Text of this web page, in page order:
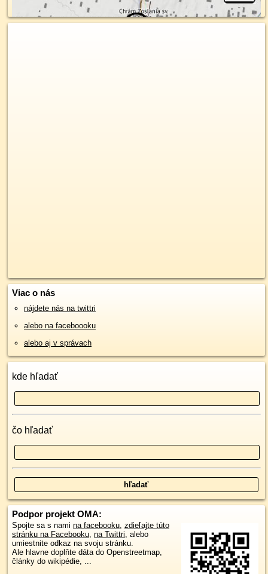
Viac o nás
nájdete nás na twittri
alebo na faceboooku
alebo aj v správach
kde hľadať
čo hľadať
Podpor projekt OMA:
Spojte sa s nami na facebooku, zdieľajte túto
stránku na Facebooku, na Twittri, alebo
umiestnite odkaz na svoju stránku.
Ale hlavne doplňte dáta do Openstreetmap,
články do wikipédie, ...